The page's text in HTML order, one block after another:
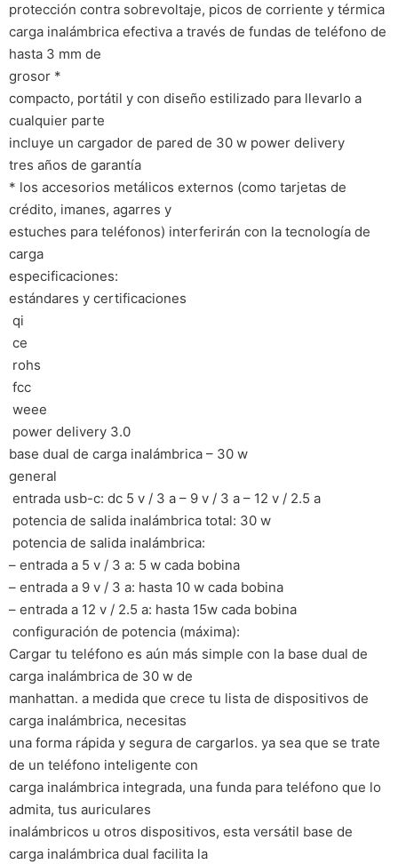
protección contra sobrevoltaje, picos de corriente y térmica
carga inalámbrica efectiva a través de fundas de teléfono de
hasta 3 mm de
grosor *
compacto, portátil y con diseño estilizado para llevarlo a
cualquier parte
incluye un cargador de pared de 30 w power delivery
tres años de garantía
* los accesorios metálicos externos (como tarjetas de
crédito, imanes, agarres y
estuches para teléfonos) interferirán con la tecnología de
carga
especificaciones:
estándares y certificaciones
 qi
 ce
 rohs
 fcc
 weee
 power delivery 3.0
base dual de carga inalámbrica – 30 w
general
 entrada usb-c: dc 5 v / 3 a – 9 v / 3 a – 12 v / 2.5 a
 potencia de salida inalámbrica total: 30 w
 potencia de salida inalámbrica:
– entrada a 5 v / 3 a: 5 w cada bobina
– entrada a 9 v / 3 a: hasta 10 w cada bobina
– entrada a 12 v / 2.5 a: hasta 15w cada bobina
 configuración de potencia (máxima):
Cargar tu teléfono es aún más simple con la base dual de
carga inalámbrica de 30 w de
manhattan. a medida que crece tu lista de dispositivos de
carga inalámbrica, necesitas
una forma rápida y segura de cargarlos. ya sea que se trate
de un teléfono inteligente con
carga inalámbrica integrada, una funda para teléfono que lo
admita, tus auriculares
inalámbricos u otros dispositivos, esta versátil base de
carga inalámbrica dual facilita la